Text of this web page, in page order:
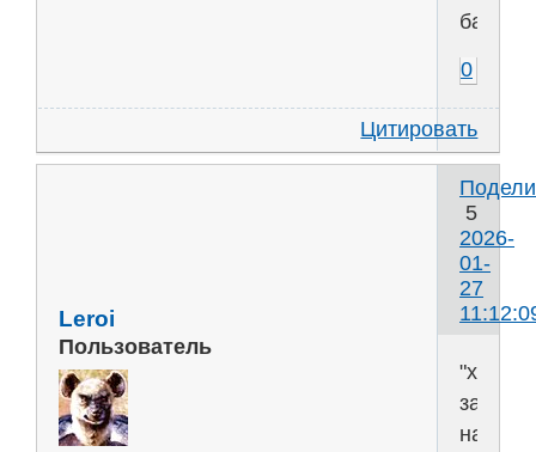
бабки.
0
Цитировать
5
2026-
01-
27
Leroi
Пользователь
на